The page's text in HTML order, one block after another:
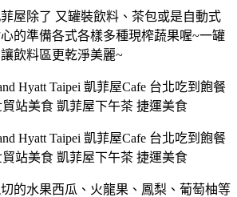
屋除了 又罐裝飲料、茶包或是自動式
的準備各式各樣多種現榨蔬果喔~一罐
飲料區更乾淨美麗~
的水果西瓜、火龍果、鳳梨、葡萄柚等